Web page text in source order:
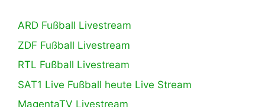
ARD Fußball Livestream
ZDF Fußball Livestream
RTL Fußball Livestream
SAT1 Live Fußball heute Live Stream
MagentaTV Livestream